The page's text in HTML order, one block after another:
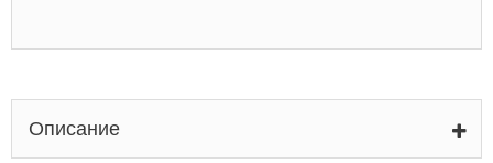
Описание